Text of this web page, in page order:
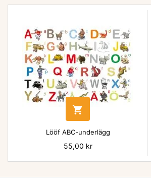

Lööf ABC-underlägg
Pris
55,00 kr